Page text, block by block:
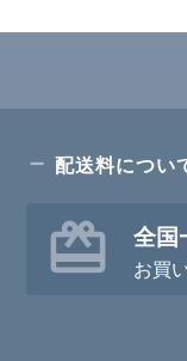
配送料につい
全国
お買